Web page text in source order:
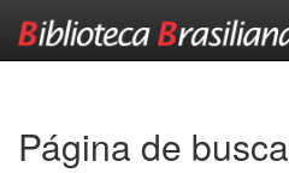
Página de busca